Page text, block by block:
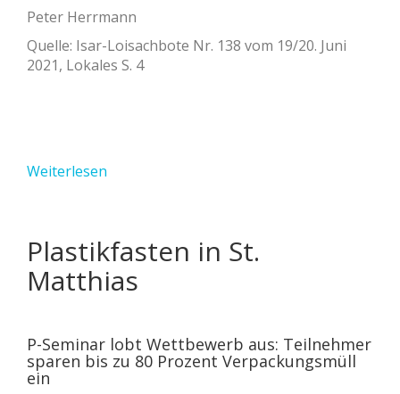
Peter Herrmann
Quelle: Isar-Loisachbote Nr. 138 vom 19/20. Juni
2021, Lokales S. 4
Weiterlesen
Plastikfasten in St.
Matthias
P-Seminar lobt Wettbewerb aus: Teilnehmer
sparen bis zu 80 Prozent Verpackungsmüll
ein